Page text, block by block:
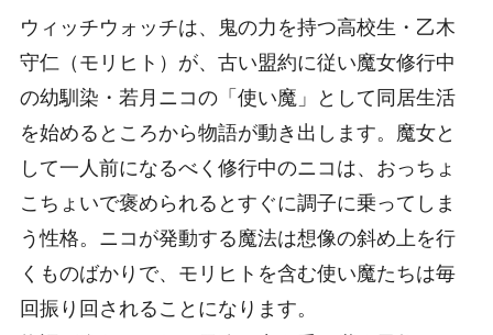
ウィッチウォッチは、鬼の力を持つ高校生・乙木
守仁（モリヒト）が、古い盟約に従い魔女修行中
の幼馴染・若月ニコの「使い魔」として同居生活
を始めるところから物語が動き出します。魔女と
して一人前になるべく修行中のニコは、おっちょ
こちょいで褒められるとすぐに調子に乗ってしま
う性格。ニコが発動する魔法は想像の斜め上を行
くものばかりで、モリヒトを含む使い魔たちは毎
回振り回されることになります。